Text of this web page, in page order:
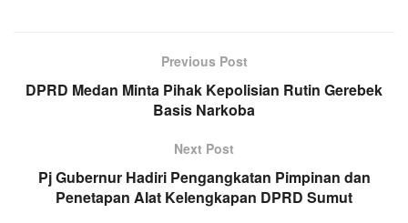
Previous Post
DPRD Medan Minta Pihak Kepolisian Rutin Gerebek
Basis Narkoba
Next Post
Pj Gubernur Hadiri Pengangkatan Pimpinan dan
Penetapan Alat Kelengkapan DPRD Sumut